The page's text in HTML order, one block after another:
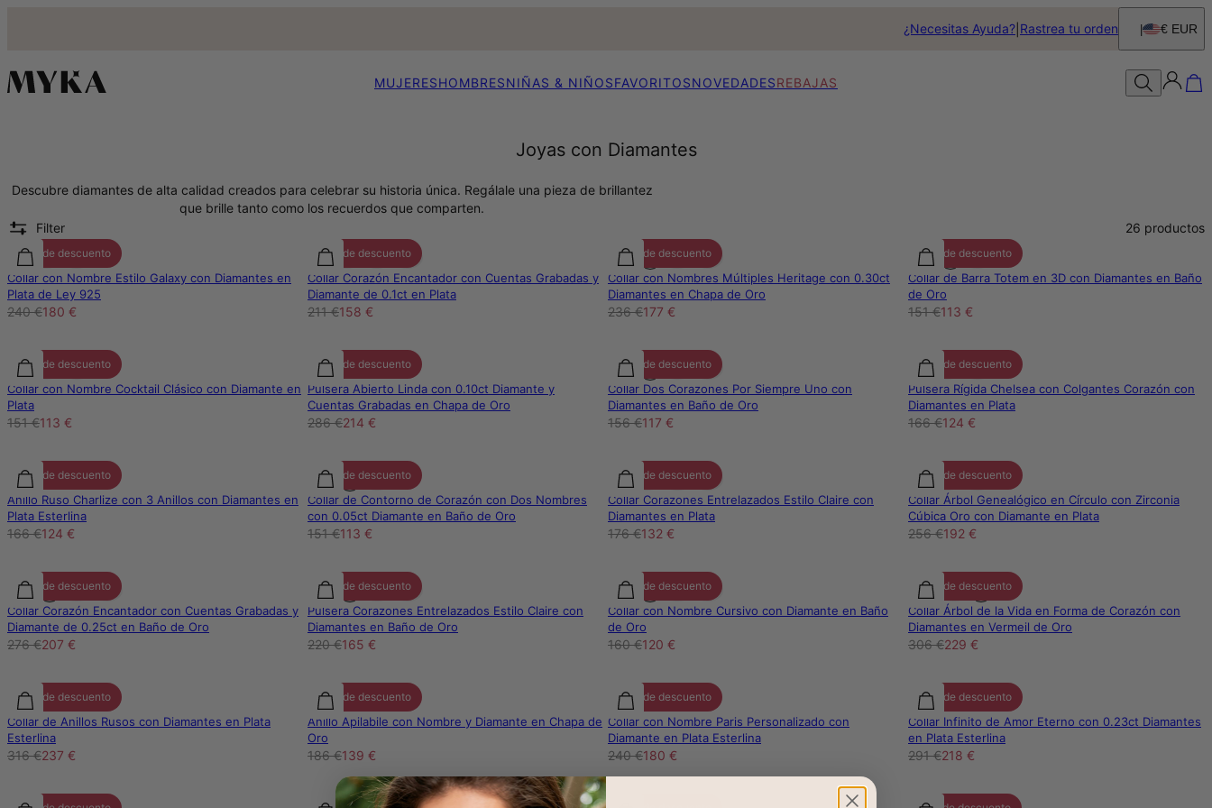
¿Necesitas Ayuda? Rastrea tu orden € EUR
MUJERESHOMBRESNIÑAS & NIÑOSFAVORITOSNOVEDADESREBAJAS
Joyas con Diamantes
Descubre diamantes de alta calidad creados para celebrar su historia única. Regálale una pieza de brillantez
que brille tanto como los recuerdos que comparten.
Filter
26 productos
25% de descuento
Collar con Nombre Estilo Galaxy con Diamantes en
Plata de Ley 925
240 €180 €
25% de descuento
Collar Corazón Encantador con Cuentas Grabadas y
Diamante de 0.1ct en Plata
211 €158 €
25% de descuento
Collar con Nombres Múltiples Heritage con 0.30ct
Diamantes en Chapa de Oro
236 €177 €
25% de descuento
Collar de Barra Totem en 3D con Diamantes en Baño
de Oro
151 €113 €
25% de descuento
Collar con Nombre Cocktail Clásico con Diamante en
Plata
151 €113 €
25% de descuento
Pulsera Abierto Linda con 0.10ct Diamante y
Cuentas Grabadas en Chapa de Oro
286 €214 €
25% de descuento
Collar Dos Corazones Por Siempre Uno con
Diamantes en Baño de Oro
156 €117 €
25% de descuento
Pulsera Rígida Chelsea con Colgantes Corazón con
Diamantes en Plata
166 €124 €
25% de descuento
Anillo Ruso Charlize con 3 Anillos con Diamantes en
Plata Esterlina
166 €124 €
25% de descuento
Collar de Contorno de Corazón con Dos Nombres
con 0.05ct Diamante en Baño de Oro
151 €113 €
25% de descuento
Collar Corazones Entrelazados Estilo Claire con
Diamantes en Plata
176 €132 €
25% de descuento
Collar Árbol Genealógico en Círculo con Zirconia
Cúbica Oro con Diamante en Plata
256 €192 €
25% de descuento
Collar Corazón Encantador con Cuentas Grabadas y
Diamante de 0.25ct en Baño de Oro
276 €207 €
25% de descuento
Pulsera Corazones Entrelazados Estilo Claire con
Diamantes en Baño de Oro
220 €165 €
25% de descuento
Collar con Nombre Cursivo con Diamante en Baño
de Oro
160 €120 €
25% de descuento
Collar Árbol de la Vida en Forma de Corazón con
Diamantes en Vermeil de Oro
306 €229 €
25% de descuento
Collar de Anillos Rusos con Diamantes en Plata
Esterlina
316 €237 €
25% de descuento
Anillo Apilabile con Nombre y Diamante en Chapa de
Oro
186 €139 €
25% de descuento
Collar con Nombre Paris Personalizado con
Diamante en Plata Esterlina
240 €180 €
25% de descuento
Collar Infinito de Amor Eterno con 0.23ct Diamantes
en Plata Esterlina
291 €218 €